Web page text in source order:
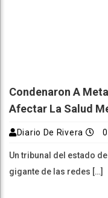
Condenaron A
Afectar La Salud
Diario De Rivera
Un tribunal del estado
gigante de las redes […]